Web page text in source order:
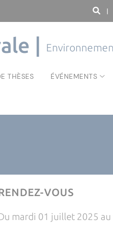
|
|
THÈSES ÉVÉNEMENTS
VOUS
mardi 01 juillet 2025 au